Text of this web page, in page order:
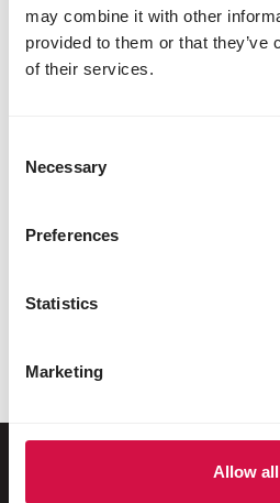
may combine it with other
provided to them or that they’ve
of their services.
Selection
Necessary
Preferences
Statistics
Marketing
Allow all
Tortues terrestres: